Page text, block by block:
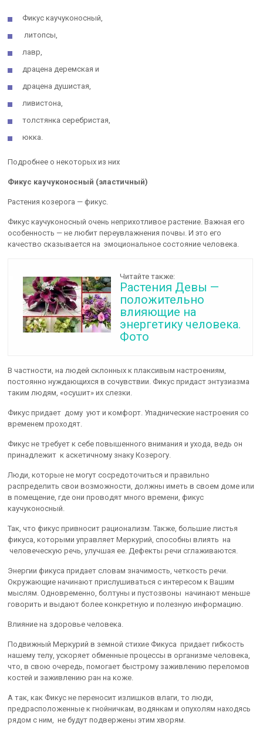
Фикус каучуконосный,
литопсы,
лавр,
драцена деремская и
драцена душистая,
ливистона,
толстянка серебристая,
юкка.
Подробнее о некоторых из них
Фикус каучуконосный (эластичный)
Растения козерога — фикус.
Фикус каучуконосный очень неприхотливое растение. Важная его
особенность — не любит переувлажнения почвы. И это его
качество сказывается на эмоциональное состояние человека.
Читайте также:
Растения Девы —
положительно
влияющие на
энергетику человека.
Фото
В частности, на людей склонных к плаксивым настроениям,
постоянно нуждающихся в сочувствии. Фикус придаст энтузиазма
таким людям, «осушит» их слезки.
Фикус придает дому уют и комфорт. Упаднические настроения со
временем проходят.
Фикус не требует к себе повышенного внимания и ухода, ведь он
принадлежит к аскетичному знаку Козерогу.
Люди, которые не могут сосредоточиться и правильно
распределить свои возможности, должны иметь в своем доме или
в помещение, где они проводят много времени, фикус
каучуконосный.
Так, что фикус привносит рационализм. Также, большие листья
фикуса, которыми управляет Меркурий, способны влиять на
человеческую речь, улучшая ее. Дефекты речи сглаживаются.
Энергии фикуса придает словам значимость, четкость речи.
Окружающие начинают прислушиваться с интересом к Вашим
мыслям. Одновременно, болтуны и пустозвоны начинают меньше
говорить и выдают более конкретную и полезную информацию.
Влияние на здоровье человека.
Подвижный Меркурий в земной стихие Фикуса придает гибкость
нашему телу, ускоряет обменные процессы в организме человека,
что, в свою очередь, помогает быстрому заживлению переломов
костей и заживлению ран на коже.
А так, как Фикус не переносит излишков влаги, то люди,
предрасположенные к гнойничкам, водянкам и опухолям находясь
рядом с ним, не будут подвержены этим хворям.